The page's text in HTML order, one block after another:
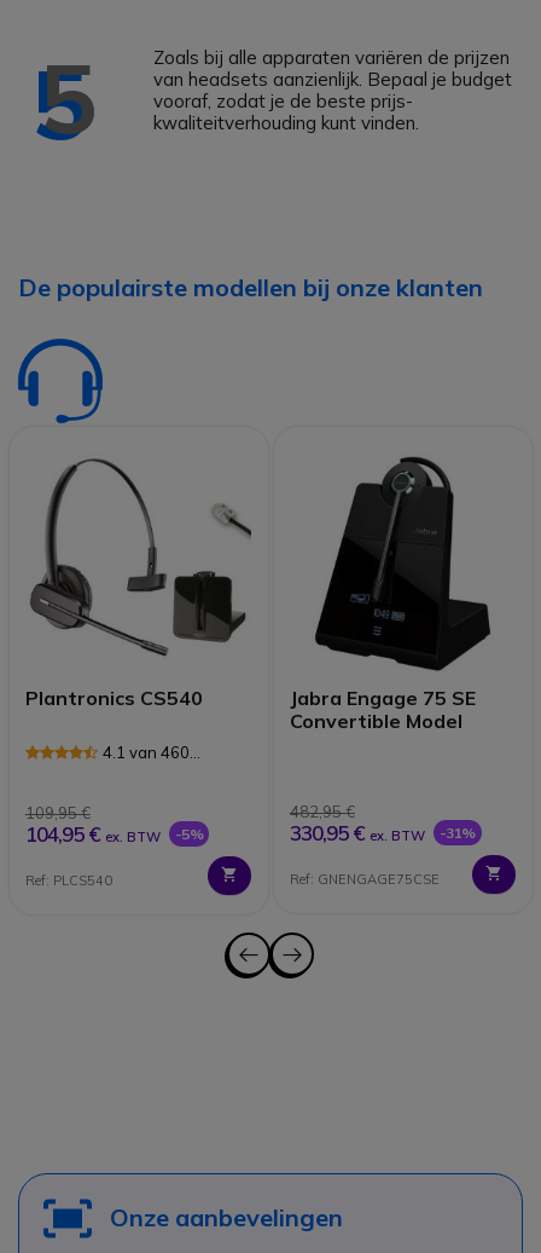
5
Zoals bij alle apparaten variëren de prijzen
van headsets aanzienlijk. Bepaal je budget
vooraf, zodat je de beste prijs-
kwaliteitverhouding kunt vinden.
De populairste modellen bij onze klanten
Plantronics CS540
4.1 van 460
109,95 €
104,95 € ex. BTW -5%
Ref: PLCS540
Jabra Engage 75 SE
Convertible Model
482,95 €
330,95 € ex. BTW -31%
Ref: GNENGAGE75CSE
Onze aanbevelingen